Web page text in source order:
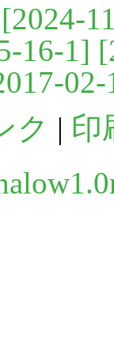
[2024-
16-1]
ク | 印